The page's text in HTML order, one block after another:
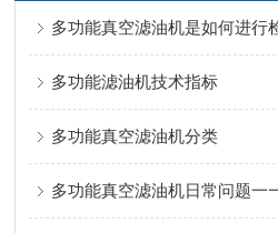
多功能真空滤油机是如何进行
多功能滤油机技术指标
多功能真空滤油机分类
多功能真空滤油机日常问题一